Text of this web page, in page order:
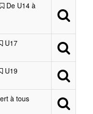
De U14 à
U17
U19
à tous